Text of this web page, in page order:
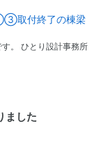
取付終了の棟梁
。 ひとり設計事務所
ました